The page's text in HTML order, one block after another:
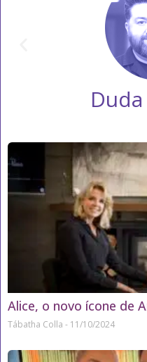
Alice, o novo ícone de
Tábatha Colla 11/10/2024